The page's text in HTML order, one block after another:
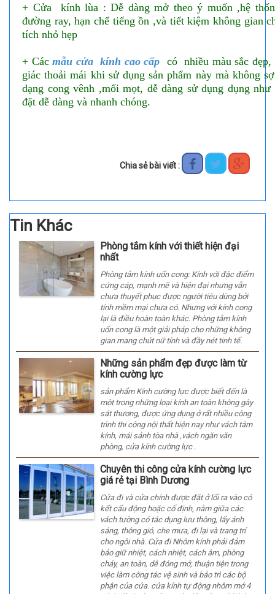
+ Cửa kính lùa : Dễ dàng mở theo ý muốn ,hệ
đường ray, hạn chế tiếng ồn ,và tiết kiệm không gian
tích nhỏ hẹp
+ Các mẫu cửa kính cao cấp có nhiều màu sắc đẹp,
giác thoải mái khi sử dụng sản phẩm này mà không
dạng cong vênh ,mối mọt, dễ dàng sử dụng dụng
đặt dễ dàng và nhanh chóng.
Chia sẻ bài viết :
Tin Khác
Phòng tắm kính với thiết hiện đại
nhất
Phòng tắm kính uốn cong: Kính với đặc điểm
cứng cáp, mạnh mẽ và hiện đại nhưng vẫn
chưa thuyết phục được người tiêu dùng bởi
tính mềm mại chưa có. Nhưng với kính cong
lại là điều hoàn toàn khác. Phòng tắm kính
uốn cong là một giải pháp cho những không
gian mang chút nữ tính và đầy nét tinh tế.
Những sản phẩm đẹp được làm từ
kính cường lực
sản phẩm Kính cường lực được biết đến là
một trong những loại kính an toàn không gây
sát thương, được ứng dụng ở rất nhiều công
trình thi công nội thất hiện nay như vách tắm
kính, mái sảnh tòa nhà ,vách ngăn văn
phòng, cửa kính cường lực .
Chuyên thi công cửa kính cường lực
giá rẻ tại Bình Dương
Cửa đi và cửa chính được đặt ở lối ra vào có
kết cấu động hoặc cố định, nằm giữa các
vách tường có tác dụng lưu thông, lấy ánh
sáng, thông gió, che mưa, đi lại và trang trí
cho ngôi nhà. Cửa đi Nhôm kính phải đảm
bảo giữ nhiệt, cách nhiệt, cách âm, phòng
cháy, an toàn, dễ đóng mở, thuận tiện trong
việc làm công tác vệ sinh và bảo trì các bộ
phận của cửa. cửa kính tự động nhôm mở 4